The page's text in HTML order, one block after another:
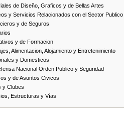
de Diseño, Graficos y de Bellas Artes
y Servicios Relacionados con el Sector Publico
y de Seguros
y de Formacion
Alimentacion, Alojamiento y Entretenimiento
y Domesticos
Nacional Orden Publico y Seguridad
y de Asuntos Civicos
y Clubes
Estructuras y Vías